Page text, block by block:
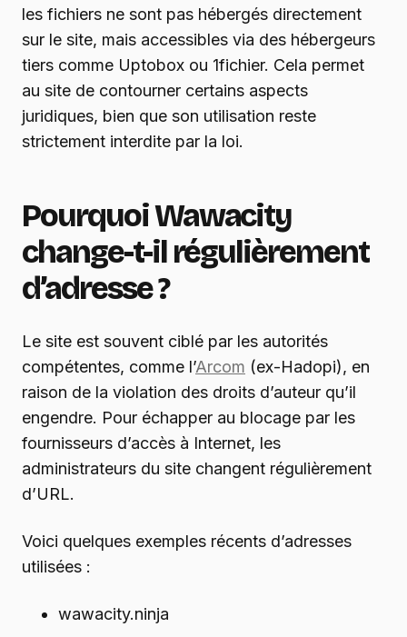
les fichiers ne sont pas hébergés directement
sur le site, mais accessibles via des hébergeurs
tiers comme Uptobox ou 1fichier. Cela permet
au site de contourner certains aspects
juridiques, bien que son utilisation reste
strictement interdite par la loi.
Pourquoi Wawacity
change-t-il régulièrement
d’adresse ?
Le site est souvent ciblé par les autorités
compétentes, comme l’Arcom (ex-Hadopi), en
raison de la violation des droits d’auteur qu’il
engendre. Pour échapper au blocage par les
fournisseurs d’accès à Internet, les
administrateurs du site changent régulièrement
d’URL.
Voici quelques exemples récents d’adresses
utilisées :
wawacity.ninja